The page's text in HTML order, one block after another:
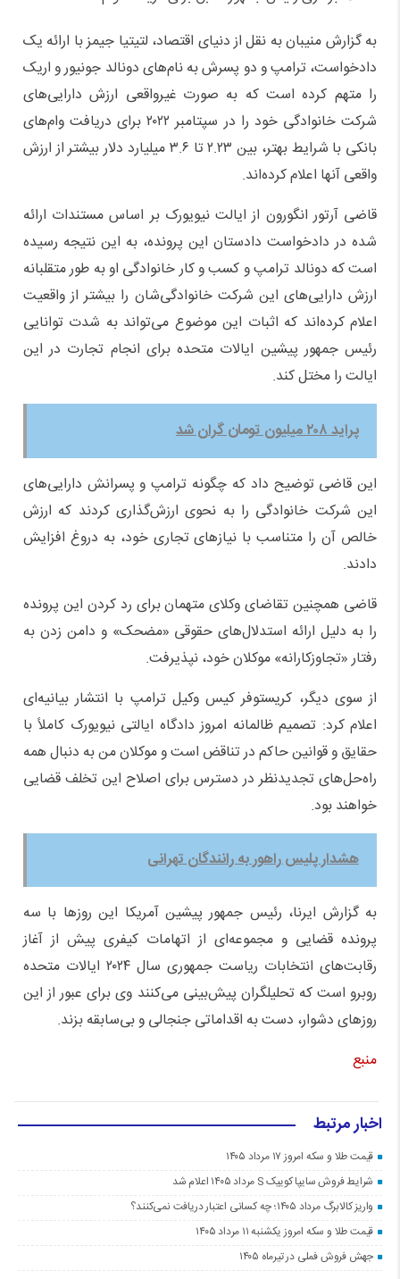
به گزارش منیبان به نقل از دنیای اقتصاد، لتیتیا جیمز با ارائه یک
دادخواست، ترامپ و دو پسرش به نام‌های دونالد جونیور و اریک
را متهم کرده است که به صورت غیرواقعی ارزش دارایی‌های
شرکت خانوادگی خود را در سپتامبر ۲۰۲۲ برای دریافت وام‌های
بانکی با شرایط بهتر، بین ۲.۲۳ تا ۳.۶ میلیارد دلار بیشتر از ارزش
واقعی آنها اعلام کرده‌اند.
قاضی آرتور انگورون از ایالت نیویورک بر اساس مستندات ارائه
شده در دادخواست دادستان این پرونده، به این نتیجه رسیده
است که دونالد ترامپ و کسب و کار خانوادگی او به طور متقلبانه
ارزش دارایی‌های این شرکت خانوادگی‌شان را بیشتر از واقعیت
اعلام کرده‌اند که اثبات این موضوع می‌تواند به شدت توانایی
رئیس جمهور پیشین ایالات متحده برای انجام تجارت در این
ایالت را مختل کند.
پراید ۲۰۸ میلیون تومان گران شد
این قاضی توضیح داد که چگونه ترامپ و پسرانش دارایی‌های
این شرکت خانوادگی را به نحوی ارزش‌گذاری کردند که ارزش
خالص آن را متناسب با نیازهای تجاری خود، به دروغ افزایش
دادند.
قاضی همچنین تقاضای وکلای متهمان برای رد کردن این پرونده
را به دلیل ارائه استدلال‌های حقوقی «مضحک» و دامن زدن به
رفتار «تجاوزکارانه» موکلان خود، نپذیرفت.
از سوی دیگر، کریستوفر کیس وکیل ترامپ با انتشار بیانیه‌ای
اعلام کرد: تصمیم ظالمانه امروز دادگاه ایالتی نیویورک کاملاً با
حقایق و قوانین حاکم در تناقض است و موکلان من به دنبال همه
راه‌حل‌های تجدیدنظر در دسترس برای اصلاح این تخلف قضایی
خواهند بود.
هشدار پلیس راهور به رانندگان تهرانی
به گزارش ایرنا، رئیس جمهور پیشین آمریکا این روزها با سه
پرونده قضایی و مجموعه‌ای از اتهامات کیفری پیش از آغاز
رقابت‌های انتخابات ریاست جمهوری سال ۲۰۲۴ ایالات متحده
روبرو است که تحلیلگران پیش‌بینی می‌کنند وی برای عبور از این
روزهای دشوار، دست به اقداماتی جنجالی و بی‌سابقه بزند.
منبع
اخبار مرتبط
قیمت طلا و سکه امروز ۱۷ مرداد ۱۴۰۵
شرایط فروش سایپا کوییک S مرداد ۱۴۰۵ اعلام شد
واریز کالابرگ مرداد ۱۴۰۵؛ چه کسانی اعتبار دریافت نمی‌کنند؟
قیمت طلا و سکه امروز یکشنبه ۱۱ مرداد ۱۴۰۵
جهش فروش فملی در تیرماه ۱۴۰۵